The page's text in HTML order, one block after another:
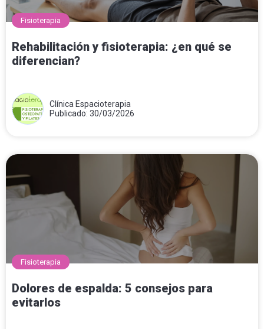
Fisioterapia
Rehabilitación y fisioterapia: ¿en qué se
diferencian?
Clínica Espacioterapia
Publicado: 30/03/2026
Fisioterapia
Dolores de espalda: 5 consejos para
evitarlos